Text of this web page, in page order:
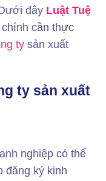
đây Luật Tuệ
cần thực
ty sản xuất
ty sản xuất
nghiệp có thể
đăng ký kinh